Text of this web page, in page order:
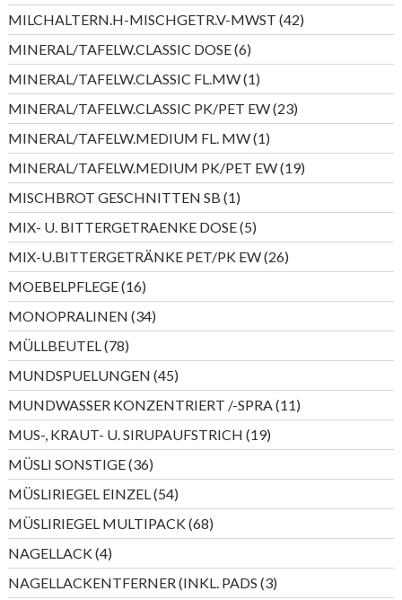
Produkte
MILCHALTERN.H-MISCHGETR.V-MWST 4242
Produkte
MINERAL/TAFELW.CLASSIC DOSE 66
Produkte
MINERAL/TAFELW.CLASSIC FL.MW 11
Produkt
MINERAL/TAFELW.CLASSIC PK/PET EW 2323
Produkte
MINERAL/TAFELW.MEDIUM FL. MW 11
Produkt
MINERAL/TAFELW.MEDIUM PK/PET EW 1919
Produkte
MISCHBROT GESCHNITTEN SB 11
Produkt
MIX- U. BITTERGETRAENKE DOSE 55
Produkte
MIX-U.BITTERGETRÄNKE PET/PK EW 2626
Produkte
MOEBELPFLEGE 1616
Produkte
MONOPRALINEN 3434
Produkte
MÜLLBEUTEL 7878
Produkte
MUNDSPUELUNGEN 4545
Produkte
MUNDWASSER KONZENTRIERT /-SPRA 1111
Produkte
MUS-, KRAUT- U. SIRUPAUFSTRICH 1919
Produkte
MÜSLI SONSTIGE 3636
Produkte
MÜSLIRIEGEL EINZEL 5454
Produkte
MÜSLIRIEGEL MULTIPACK 6868
Produkte
NAGELLACK 44
Produkte
NAGELLACKENTFERNER (INKL. PADS 33